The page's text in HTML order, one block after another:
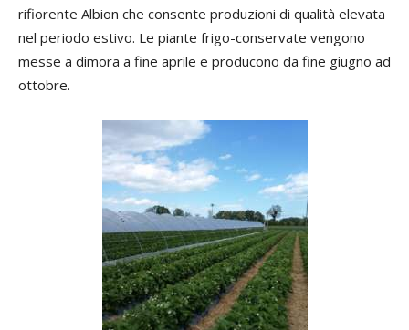
rifiorente Albion che consente produzioni di qualità elevata
nel periodo estivo. Le piante frigo-conservate vengono
messe a dimora a fine aprile e producono da fine giugno ad
ottobre.